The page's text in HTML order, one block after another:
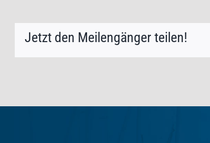
Jetzt den Meilengänger teilen!